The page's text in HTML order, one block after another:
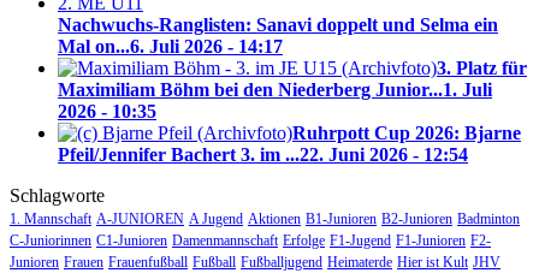
Nachwuchs-Ranglisten: Sanavi doppelt und Selma ein
Mal on...6. Juli 2026 - 14:17
3. Platz für
Maximiliam Böhm bei den Niederberg Junior...1. Juli
2026 - 10:35
Ruhrpott Cup 2026: Bjarne
Pfeil/Jennifer Bachert 3. im ...22. Juni 2026 - 12:54
Schlagworte
1. Mannschaft A-JUNIOREN A Jugend Aktionen B1-Junioren B2-Junioren Badminton
C-Juniorinnen C1-Junioren Damenmannschaft Erfolge F1-Jugend F1-Junioren F2-
Junioren Frauen Frauenfußball Fußball Fußballjugend Heimaterde Hier ist Kult JHV